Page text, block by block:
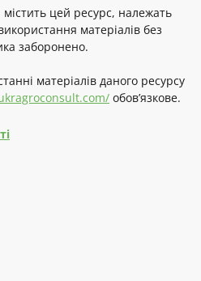
містить цей ресурс, належать
матеріалів без
заборонено.
матеріалів даного ресурсу
обов’язкове.